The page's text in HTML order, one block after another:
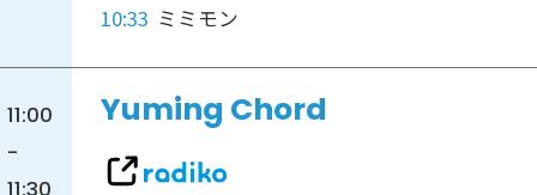
10:33 ミミモン
11:00
-
11:30
Yuming Chord